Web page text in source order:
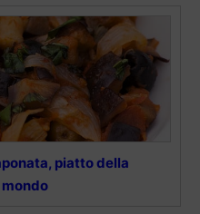
piatto della